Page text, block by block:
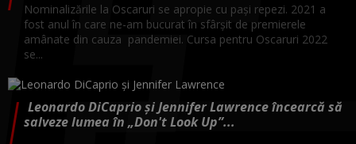
Nominalizările la Oscaruri se apropie cu pași repezi. 2021 a
fost anul în care ne-am bucurat în sfârșit de premierele
amânate din cauza pandemiei. Cursa pentru Oscaruri 2022
se...
Leonardo DiCaprio și Jennifer Lawrence încearcă să
salveze lumea în „Don't Look Up”...